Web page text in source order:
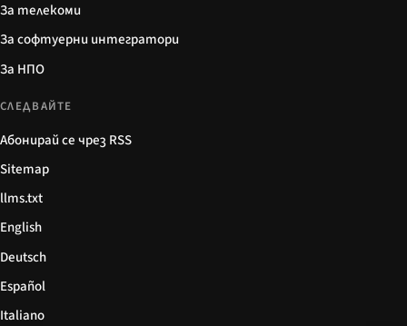
За телекоми
За софтуерни интегратори
За НПО
СЛЕДВАЙТЕ
Абонирай се чрез RSS
Sitemap
llms.txt
English
Deutsch
Español
Italiano